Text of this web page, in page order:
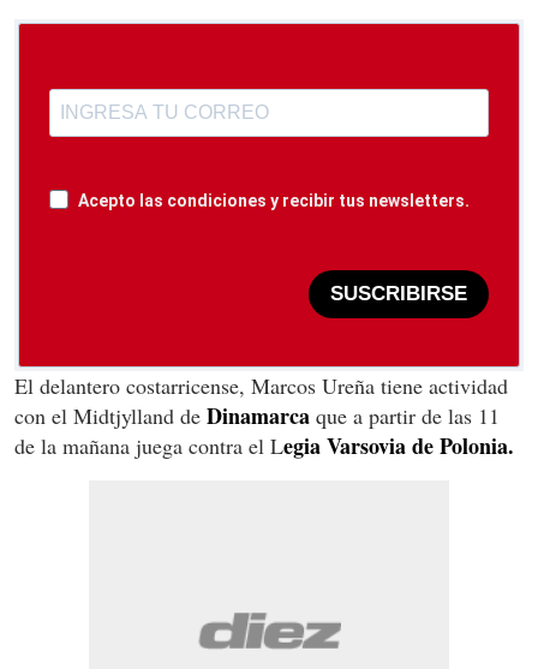
Acepto las condiciones y recibir tus newsletters.
SUSCRIBIRSE
El delantero costarricense, Marcos Ureña tiene actividad
con el Midtjylland de Dinamarca que a partir de las 11
de la mañana juega contra el Legia Varsovia de Polonia.